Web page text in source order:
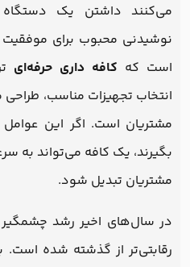
می‌کنند داشتن یک
نوشیدنی محبوب برای
است که کافه داری حرفه‌ای
انتخاب تجهیزات مناسب،
مشتریان است. اگر این
بگیرند، یک کافه می‌تواند به
مشتریان تبدیل شود.
در سال‌های اخیر رشد چشمگیر
رقابتی‌تر از گذشته شده